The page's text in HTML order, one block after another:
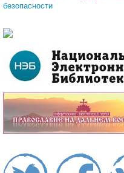
безопасности